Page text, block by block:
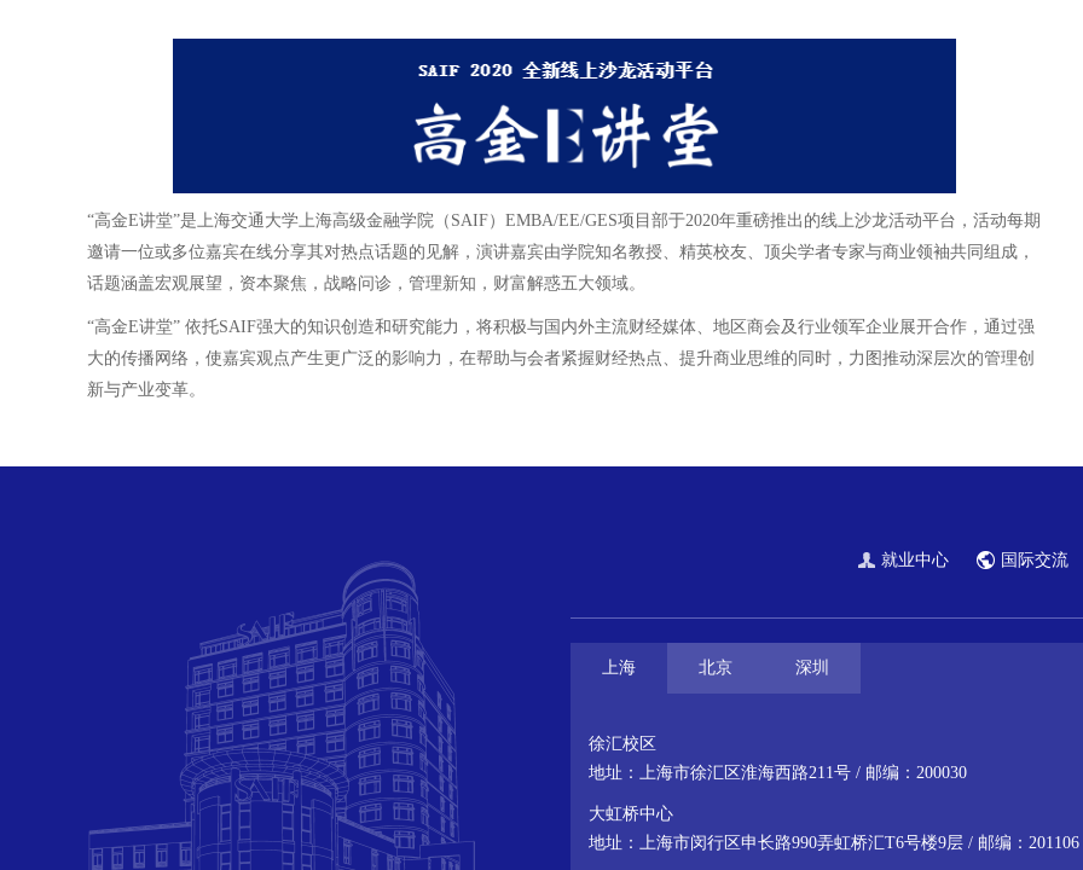
“高金E讲堂”是上海交通大学上海高级金融学院（SAIF）EMBA/EE/GES项目部于2020年重磅推出的线上沙龙活动平台，活动每期
邀请一位或多位嘉宾在线分享其对热点话题的见解，演讲嘉宾由学院知名教授、精英校友、顶尖学者专家与商业领袖共同组成，
话题涵盖宏观展望，资本聚焦，战略问诊，管理新知，财富解惑五大领域。
“高金E讲堂” 依托SAIF强大的知识创造和研究能力，将积极与国内外主流财经媒体、地区商会及行业领军企业展开合作，通过强
大的传播网络，使嘉宾观点产生更广泛的影响力，在帮助与会者紧握财经热点、提升商业思维的同时，力图推动深层次的管理创
新与产业变革。
就业中心 国际交流
上海 北京 深圳
徐汇校区
地址：上海市徐汇区淮海西路211号 / 邮编：200030
大虹桥中心
地址：上海市闵行区申长路990弄虹桥汇T6号楼9层 / 邮编：201106